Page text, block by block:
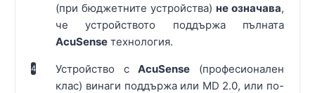
(при бюджетните устройства) не означава,
че устройството поддържа пълната
AcuSense технология.
4 Устройство сAcuSense (професионален
клас) винаги поддържа или MD 2.0, или по-